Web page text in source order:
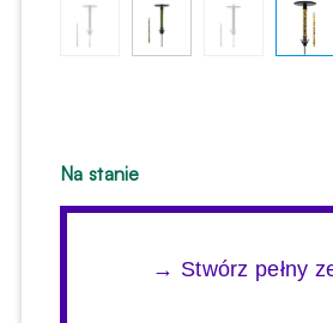
Na stanie
→ Stwórz pełny